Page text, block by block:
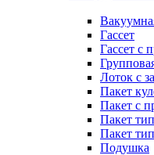
Гассет
Гассет с
Лоток с
Пакет
Пакет с
Пакет
Пакет
Подушка